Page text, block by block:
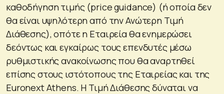
καθοδήγηση τιμής (price guidance) (ή οποία δεν
θα είναι υψηλότερη από την Ανώτερη Τιμή
Διάθεσης), οπότε η Εταιρεία θα ενημερώσει
δεόντως και εγκαίρως τους επενδυτές μέσω
ρυθμιστικής ανακοίνωσης που θα αναρτηθεί
επίσης στους ιστότοπους της Εταιρείας και της
Euronext Athens. Η Τιμή Διάθεσης δύναται να